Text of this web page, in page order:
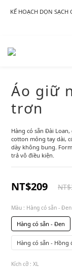
KẾ HOẠCH DỌN
Áo giữ
trơn
Hàng có sẵn Đài
cotton mỏng tay dài,
dày không bung.
trả vô điều kiện.
NT$209
Màu : Hàng có sẵn - Đen
Hàng có sẵn - Đen
Hàng có sẵn - Hồng
Kích cỡ : XL